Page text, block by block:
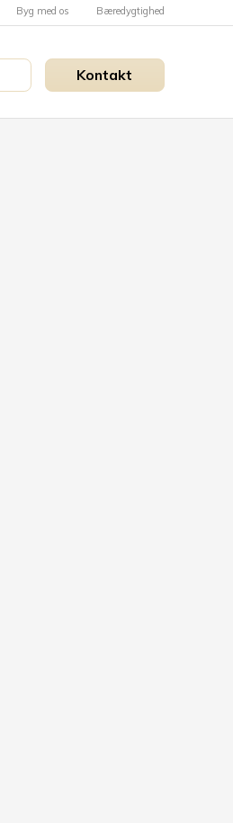
Kontakt
Byg med os Bæredygtighed